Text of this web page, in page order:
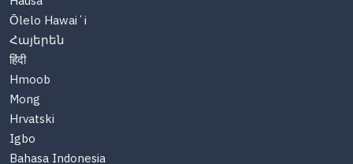
Ōlelo Hawaiʻi
Հայերեն
हिंदी
Hmoob
Mong
Hrvatski
Igbo
Bahasa Indonesia